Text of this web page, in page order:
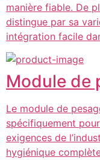
manière fiable. De
distingue par sa
intégration facile
Module de
Le module de
spécifiquement
exigences de
hygiénique